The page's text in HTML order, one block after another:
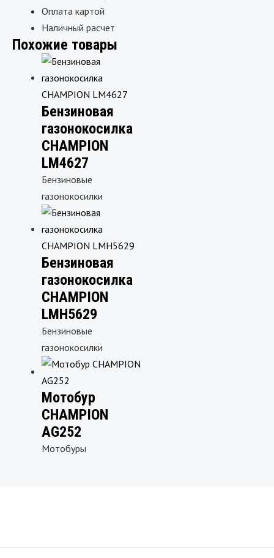
Оплата картой
Наличный расчет
Похожие товары
Бензиновая
газонокосилка
CHAMPION
LM4627
Бензиновые
газонокосилки
Бензиновая
газонокосилка
CHAMPION
LMH5629
Бензиновые
газонокосилки
Мотобур
CHAMPION
AG252
Мотобуры